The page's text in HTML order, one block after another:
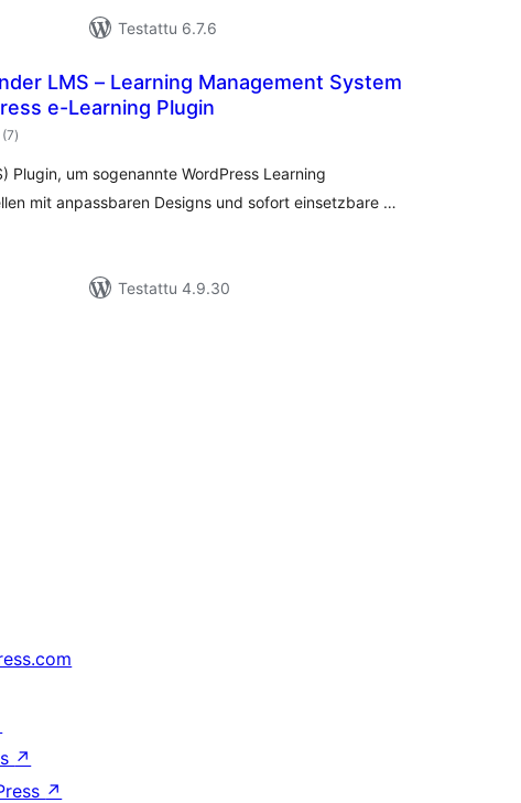
Testattu 6.7.6
LMS – Learning Management System
e-Learning Plugin
(7arvosanat
yhteensä
)
Plugin, um sogenannte WordPress Learning
mit anpassbaren Designs und sofort einsetzbare …
Testattu 4.9.30
↗
↗